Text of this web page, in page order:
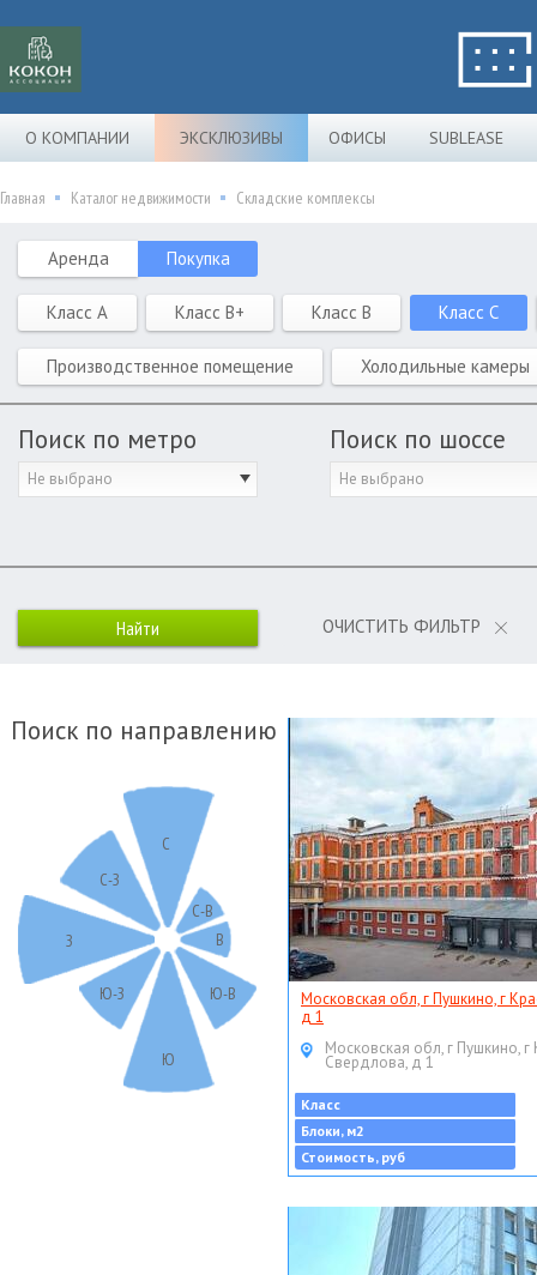
О КОМПАНИИ ЭКСКЛЮЗИВЫ ОФИСЫ SUBLEASE
Главная Каталог недвижимости Складские комплексы
Аренда Покупка
Класс A Класс B+ Класс B Класс C
Производственное помещение Холодильные камеры
Поиск по метро
Не выбрано
Поиск по шоссе
Не выбрано
ОЧИСТИТЬ ФИЛЬТР
Поиск по направлению
С
С-В
В
Ю-В
Ю
Ю-З
З
С-З
Московская обл, г Пушкино, г
д 1
Московская обл, г Пушкино, г
Свердлова, д 1
Класс
Блоки, м2
Стоимость, руб